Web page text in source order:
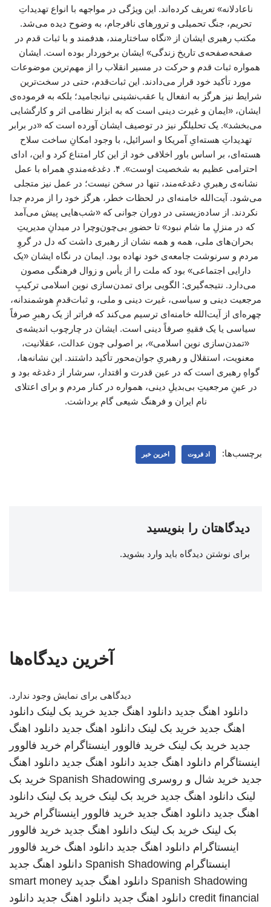
ناعادلانه» تعریف کرده‌اند. این ویژگی در مواجهه با انواع تهدیداتِ
تحریم، جنگ تحمیلی و ترورهای نافرجام، به وضوح دیده می‌شد.
مکتب رهبری ایشان از «نگاه ساختارمند، هدفمند و با ثبات قدم در
صفحه‌صفحه‌ی تاریخ زندگی» ایشان برخوردار بوده است. ایشان
همواره ثبات قدم و حرکت در مسیر انقلاب را از مهم‌ترین موضوعات
مورد تأکید خود قرار می‌دادند. این ثبات‌قدم، حتی در سخت‌ترین
شرایط نیز هرگز به انفعال یا عقب‌نشینی نیانجامید؛ بلکه به فرموده‌ی
ایشان، «ایمان و غیرت دینی است که به ابزار نظامی اثر و کارگشایی
می‌بخشد». یک تحلیلگر نیز در توصیف ایشان آورده است که «در برابر
تهدیداتِ هسته‌ایِ آمریکا و اسرائیل، با وجود امکانِ ساخت سلاح
هسته‌ای، بر اساس باور اخلاقی خود از این کار امتناع کرد و این، ادای
احترامی عظیم به شخصیت اوست». ۴. دغدغه‌مندیِ همراه با عمل
نشانه‌ی رهبریِ دغدغه‌مند، تنها در سخن نیست؛ در عمل نیز متجلی
می‌شود. آیت‌الله خامنه‌ای در لحظات خطر، هرگز خود را از مردم جدا
نکردند. از ساده‌زیستی در دوران جوانی که «شب‌هایی پیش می‌آمد
که در منزلِ ما شام نبود» تا حضورِ بی‌چون‌وچرا در میدانِ مدیریتِ
بحران‌های ملی، همه و همه نشان از رهبری داشت که دل در گروِ
مردم و سرنوشت جامعه‌ی خود نهاده بود. ایمان در نگاه ایشان «یک
دارایی اجتماعی» بود که ملت را از یأس و زوال فرهنگی مصون
می‌دارد. نتیجه‌گیری: الگویی برای تمدن‌سازی نوین اسلامی ترکیبِ
مرجعیت دینی و سیاسی، غیرت دینی و ملی، و ثبات‌قدمِ هوشمندانه،
چهره‌ای از آیت‌الله خامنه‌ای ترسیم می‌کند که فراتر از یک رهبرِ صرفاً
سیاسی یا یک فقیهِ صرفاً دینی است. ایشان در چارچوب اندیشه‌ی
«تمدن‌سازی نوین اسلامی»، بر اصولی چون عدالت، عقلانیت،
معنویت، استقلال و رهبریِ جوان‌محور تأکید داشتند. این نشانه‌ها،
گواهِ رهبری است که در عین قدرت و اقتدار، سرشار از دغدغه بود و
در عینِ مرجعیتِ بی‌بدیلِ دینی، همواره در کنار مردم و برای اعتلای
نام ایران و فرهنگ شیعی گام برداشت.
برچسب‌ها: اد فروت اخرین خبر
دیدگاهتان را بنویسید
برای نوشتن دیدگاه باید وارد بشوید.
آخرین دیدگاه‌ها
دیدگاهی برای نمایش وجود ندارد.
دانلود اهنگ جدید دانلود اهنگ جدید خرید بک لینک دانلود
اهنگ جدید خرید بک لینک دانلود اهنگ جدید دانلود اهنگ
جدید خرید بک لینک خرید فالوور اینستاگرام خرید فالوور
اینستاگرام دانلود اهنگ جدید دانلود اهنگ جدید دانلود اهنگ
جدید خرید شال و روسری Spanish Shadowing خرید بک
لینک دانلود اهنگ جدید خرید بک لینک خرید بک لینک دانلود
اهنگ جدید دانلود اهنگ جدید خرید فالوور اینستاگرام خرید
بک لینک خرید بک لینک دانلود اهنگ جدید خرید فالوور
اینستاگرام دانلود اهنگ جدید دانلود اهنگ خرید فالوور
اینستاگرام Spanish Shadowing دانلود اهنگ جدید
Spanish Shadowing دانلود اهنگ جدید smart money
credit financial دانلود اهنگ جدید دانلود اهنگ جدید دانلود